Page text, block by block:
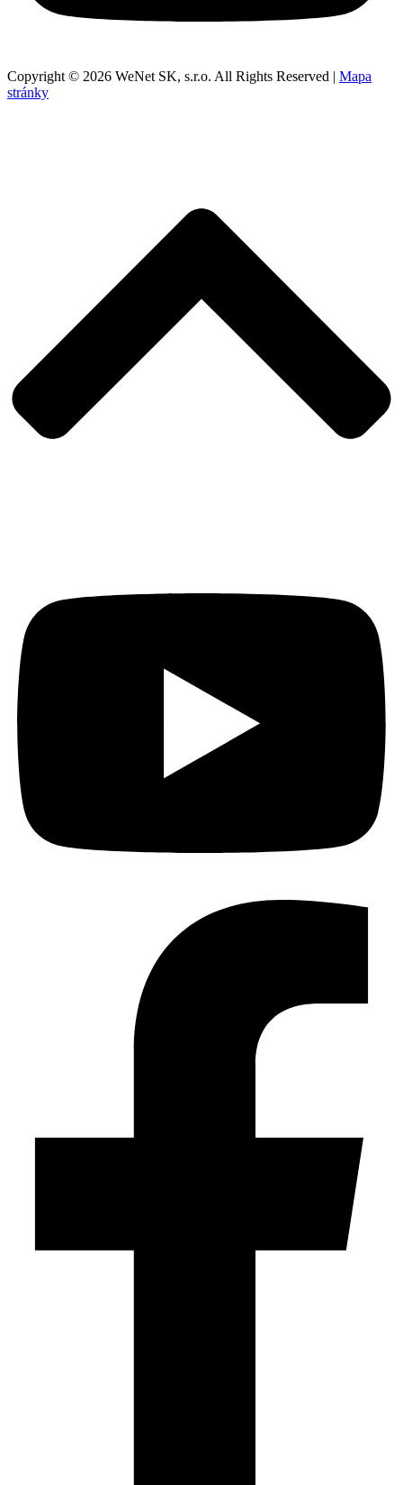
Copyright © 2026 WeNet SK, s.r.o. All Rights Reserved | Mapa
stránky